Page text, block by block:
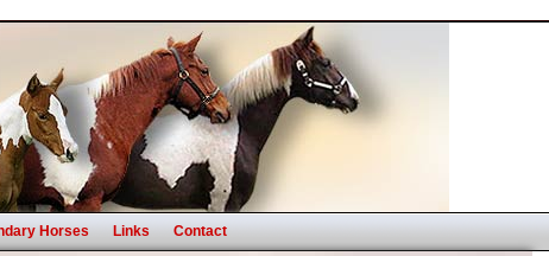
Horses Links Contact